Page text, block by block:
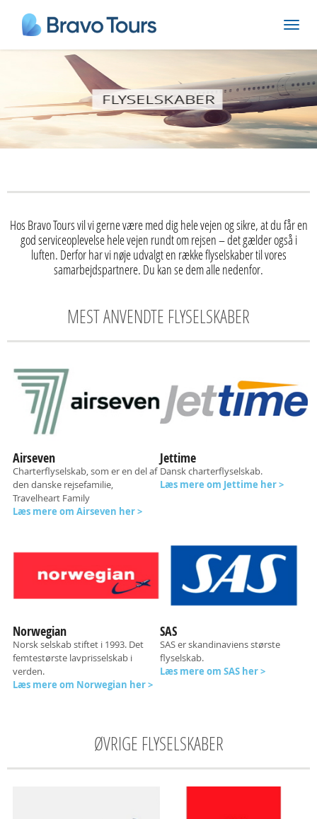
Hos Bravo Tours vil vi gerne være med dig hele vejen og sikre, at du får en
god serviceoplevelse hele vejen rundt om rejsen – det gælder også i
luften. Derfor har vi nøje udvalgt en række flyselskaber til vores
samarbejdspartnere. Du kan se dem alle nedenfor.
MEST ANVENDTE FLYSELSKABER
Airseven
Charterflyselskab, som er en del af
den danske rejsefamilie,
Travelheart Family
Læs mere om Airseven her >
Jettime
Dansk charterflyselskab.
Læs mere om Jettime her >
Norwegian
Norsk selskab stiftet i 1993. Det
femtestørste lavprisselskab i
verden.
Læs mere om Norwegian her >
SAS
SAS er skandinaviens største
flyselskab.
Læs mere om SAS her >
ØVRIGE FLYSELSKABER